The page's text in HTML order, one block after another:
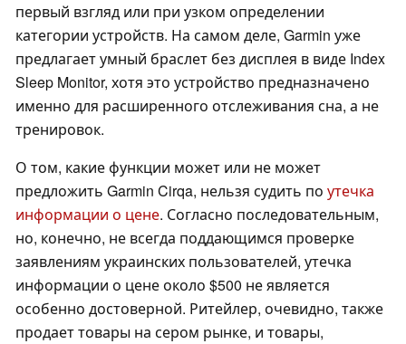
первый взгляд или при узком определении
категории устройств. На самом деле, Garmin уже
предлагает умный браслет без дисплея в виде Index
Sleep Monitor, хотя это устройство предназначено
именно для расширенного отслеживания сна, а не
тренировок.
О том, какие функции может или не может
предложить Garmin Cirqa, нельзя судить по утечка
информации о цене. Согласно последовательным,
но, конечно, не всегда поддающимся проверке
заявлениям украинских пользователей, утечка
информации о цене около $500 не является
особенно достоверной. Ритейлер, очевидно, также
продает товары на сером рынке, и товары,